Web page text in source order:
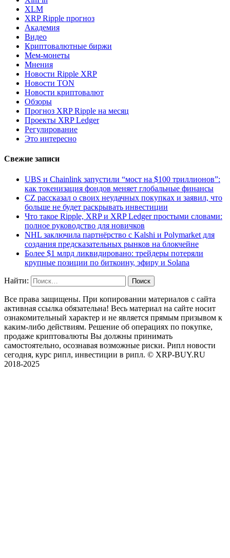
XLM
XRP Ripple прогноз
Академия
Видео
Криптовалютные биржи
Мем-монеты
Мнения
Новости Ripple XRP
Новости TON
Новости криптовалют
Обзоры
Прогноз XRP Ripple на месяц
Проекты XRP Ledger
Регулирование
Это интересно
Свежие записи
UBS и Chainlink запустили “мост на $100 триллионов”:
как токенизация фондов меняет глобальные финансы
CZ рассказал о своих неудачных покупках и заявил, что
больше не будет раскрывать инвестиции
Что такое Ripple, XRP и XRP Ledger простыми словами:
полное руководство для новичков
NHL заключила партнёрство с Kalshi и Polymarket для
создания предсказательных рынков на блокчейне
Более $1 млрд ликвидировано: трейдеры потеряли
крупные позиции по биткоину, эфиру и Solana
Найти:
Все права защищены. При копировании материалов с сайта
активная ссылка обязательна! Весь материал на сайте носит
ознакомительный характер и не является прямым призывом к
каким-либо действиям. Решение об операциях по покупке,
продаже криптовалюты Вы должны принимать
самостоятельно, осознавая возможные риски. Рипл новости
сегодня, курс рипл, инвестиции в рипл. © XRP-BUY.RU
2018-2025